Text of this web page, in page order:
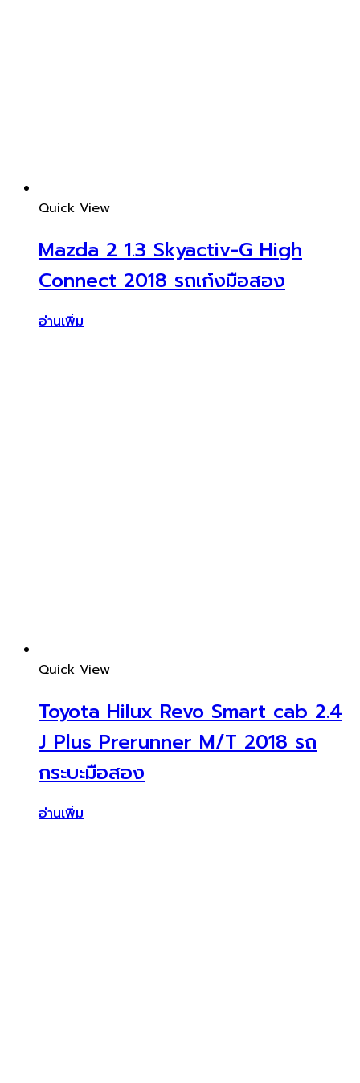
Quick View
Mazda 2 1.3 Skyactiv-G High
Connect 2018 รถเก๋งมือสอง
อ่านเพิ่ม
Quick View
Toyota Hilux Revo Smart cab 2.4
J Plus Prerunner M/T 2018 รถ
กระบะมือสอง
อ่านเพิ่ม